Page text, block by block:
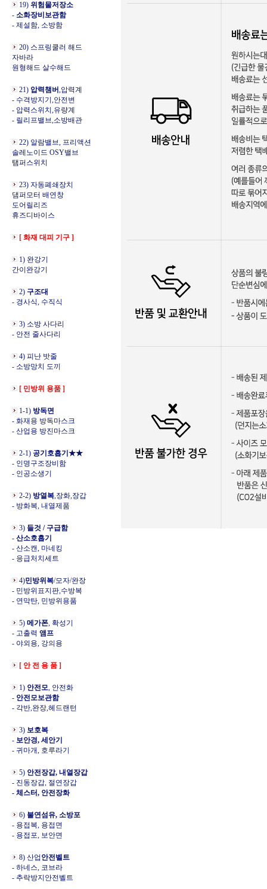
19) 위험물저장소
- 소화장비보관함
- 제설함, 소방함
20) 스프링쿨러 해드
자바라
원형해드 살수해드
21) 압력챔버,압력계
- 수격방지기,안전변
- 압력스위치,유량계
- 릴리프밸브,소방배관
22) 알람밸브, 프리액션
솔레노이드 OSY밸브
탬퍼스위치
23) 자동폐쇄장치
댐퍼모터 배연창
도어릴리즈
휴즈디바이스
[ 화재 대피 기구 ]
1) 완강기
간이완강기
2) 구조대
- 경사식, 수직식
3) 소방 사다리
- 안전 줄사다리
4) 피난 밧줄
- 소방망치 도끼
[ 민방위 용품 ]
1-1) 방독면
- 화재용 방독마스크
- 산업용 방진마스크
2-1) 공기호흡기★★
- 인명구조장비함
- 인공소생기
2-2) 방열복,장화,장갑
- 방화복, 내열제품
3) 들것 / 구급함
- 산소호흡기
- 산소캔, 마네킹
- 응급처치세트
4)민방위복/모자/완장
- 민방위표지판,수방복
- 연막탄, 민방위용품
5) 메가폰, 확성기
- 고출력 앰프
- 야외용, 강의용
[ 안 전 용 품 ]
1) 안전모, 안전화
- 안전모보관함
- 각반,완장,헤드랜턴
3) 보호복
- 보안경, 세안기
- 귀마개, 호루라기
5) 안전장갑, 내열장갑
- 진동장갑, 절연장갑
- 체스터, 안전장화
6) 불연섬유, 소방포
- 용접복, 용접면
- 용접포, 보안면
8) 산업 안전벨트
- 하네스, 코브라
- 추락방지안전벨트